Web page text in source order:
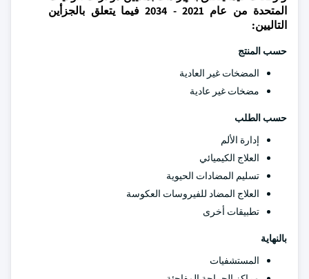
المتحدة من عام 2021 - 2034 فيما يتعلق بالجزأين
التاليين:
حسب المنتج
المضخات غير العادية
مضخات غير عادية
حسب الطلب
إدارة الألم
العلاج الكيميائي
تسليم المضادات الحيوية
العلاج المضاد للفيروسات العكوسة
تطبيقات أخرى
بالنهاية
المستشفيات